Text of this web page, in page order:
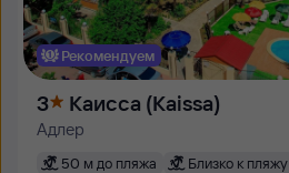
Рекомендуем
3 Каисса (Kaissa)
Адлер
50 м до пляжа Близко к пляжу